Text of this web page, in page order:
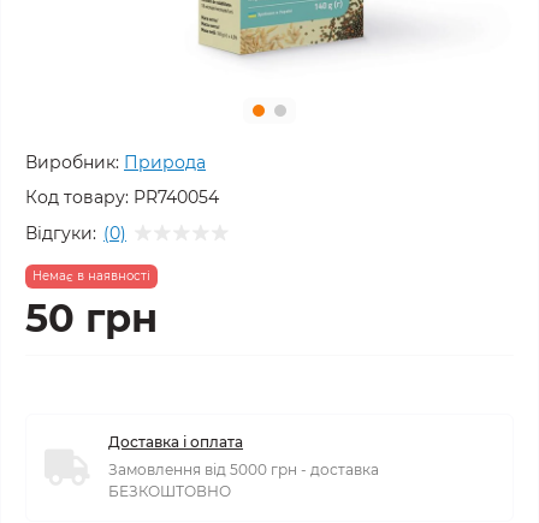
Виробник: Природа
Код товару: PR740054
Відгуки: (0)
Немає в наявності
50 грн
Доставка і оплата
Замовлення від 5000 грн - доставка
БЕЗКОШТОВНО